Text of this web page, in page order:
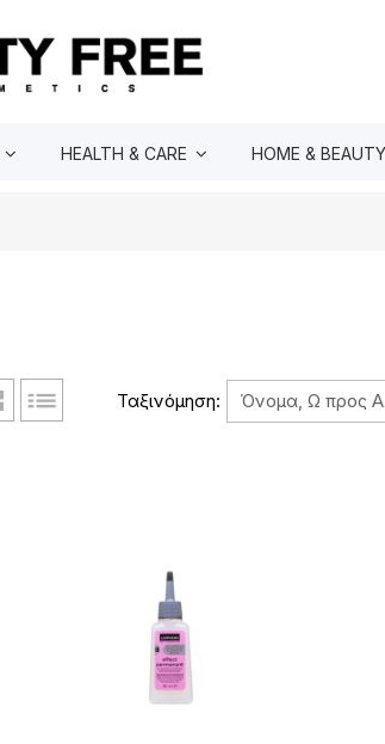
HEALTH & CARE HOME & BEAUTY
Ταξινόμηση: Όνομα, Ω προς Α